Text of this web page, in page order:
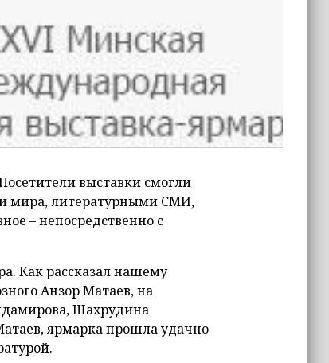
выставки смогли
и мира, литературными СМИ,
– непосредственно с
Как рассказал нашему
Анзор Матаев, на
Шахрудина
ярмарка прошла удачно